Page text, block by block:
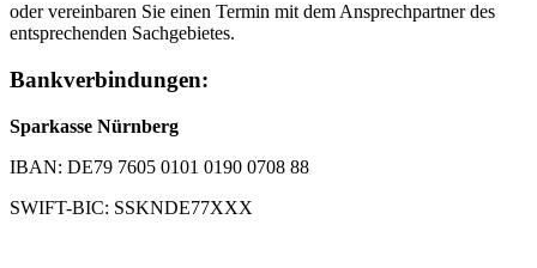
oder vereinbaren Sie einen Termin mit dem Ansprechpartner des
entsprechenden Sachgebietes.
Bankverbindungen:
Sparkasse Nürnberg
IBAN: DE79 7605 0101 0190 0708 88
SWIFT-BIC: SSKNDE77XXX